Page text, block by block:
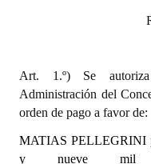
Resoluciones de
INSTITUCIONAL
Antiguos Pobladores
Art. 1.º) Se
Administración del
orden de pago a favor de:
MATIAS PELLEGRINI
y nueve mil